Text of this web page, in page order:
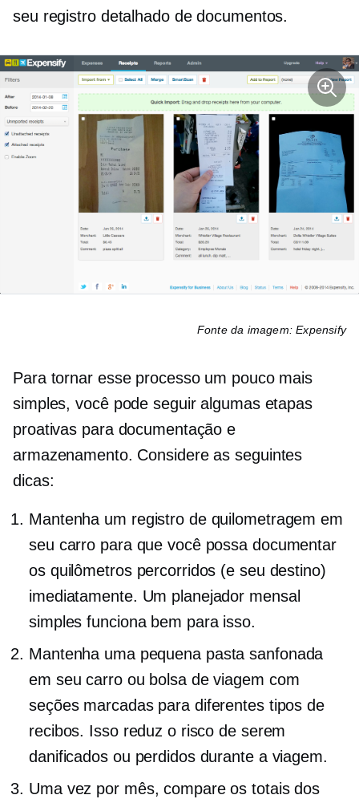
seu registro detalhado de documentos.
Fonte da imagem: Expensify
Para tornar esse processo um pouco mais
simples, você pode seguir algumas etapas
proativas para documentação e
armazenamento. Considere as seguintes
dicas:
Mantenha um registro de quilometragem em
seu carro para que você possa documentar
os quilômetros percorridos (e seu destino)
imediatamente. Um planejador mensal
simples funciona bem para isso.
Mantenha uma pequena pasta sanfonada
em seu carro ou bolsa de viagem com
seções marcadas para diferentes tipos de
recibos. Isso reduz o risco de serem
danificados ou perdidos durante a viagem.
Uma vez por mês, compare os totais dos